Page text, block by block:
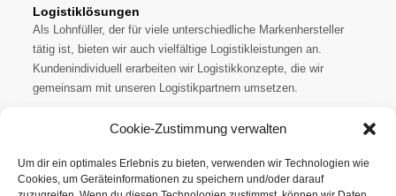
Cookie-Zustimmung verwalten
Um dir ein optimales Erlebnis zu bieten, verwenden wir Technologien wie
Cookies, um Geräteinformationen zu speichern und/oder darauf
Logistiklösungen
Als Lohnfüller, der für viele unterschiedliche Markenhersteller
tätig ist, bieten wir auch vielfältige Logistikleistungen an.
Kundenindividuell erarbeiten wir Logistikkonzepte, die wir
gemeinsam mit unseren Logistikpartnern umsetzen.